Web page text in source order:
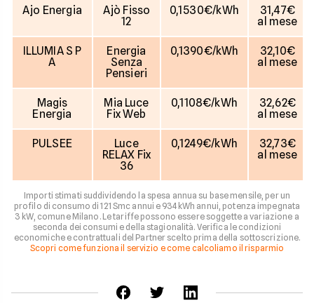
Ajo Energia
Ajò Fisso
12
0,1530€/kWh
31,47€
al mese
ILLUMIA S P
A
Energia
Senza
Pensieri
0,1390€/kWh
32,10€
al mese
Magis
Energia
Mia Luce
Fix Web
0,1108€/kWh
32,62€
al mese
PULSEE
Luce
RELAX Fix
36
0,1249€/kWh
32,73€
al mese
Importi stimati suddividendo la spesa annua su base mensile, per un
profilo di consumo di 121 Smc annui e 934 kWh annui, potenza impegnata
3 kW, comune Milano. Le tariffe possono essere soggette a variazione a
seconda dei consumi e della stagionalità. Verifica le condizioni
economiche e contrattuali del Partner scelto prima della sottoscrizione.
Scopri come funziona il servizio e come calcoliamo il risparmio